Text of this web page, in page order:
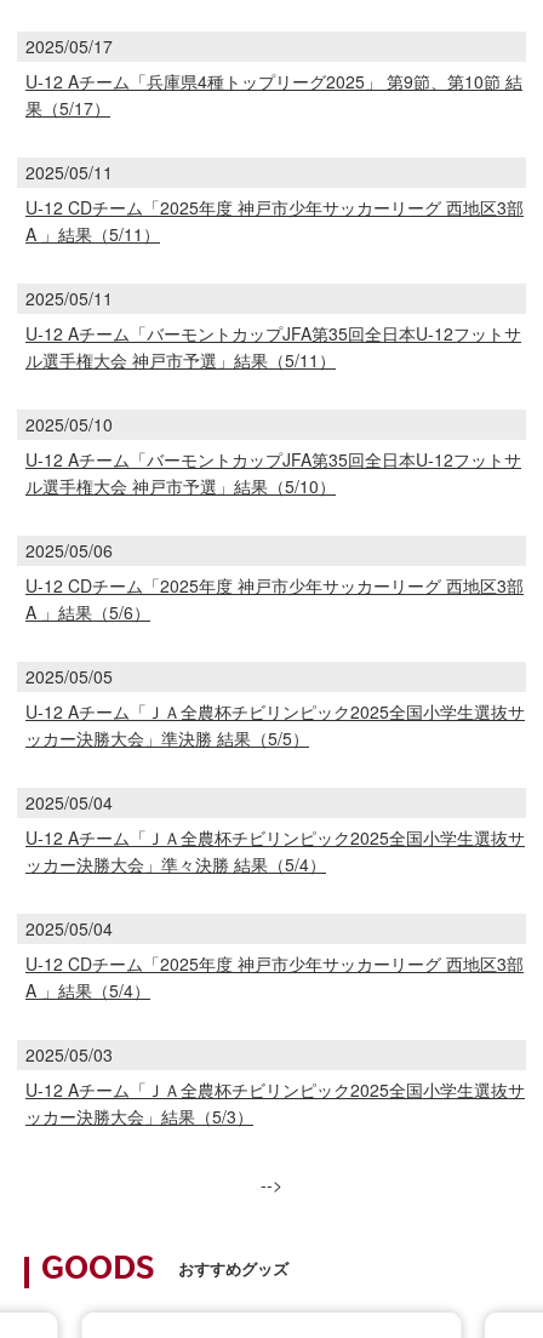
2025/05/17
U-12 Aチーム「兵庫県4種トップリーグ2025」 第9節、第10節 結
果（5/17）
2025/05/11
U-12 CDチーム「2025年度 神戸市少年サッカーリーグ 西地区3部
A 」結果（5/11）
2025/05/11
U-12 Aチーム「バーモントカップJFA第35回全⽇本U-12フットサ
ル選手権大会 神戸市予選」結果（5/11）
2025/05/10
U-12 Aチーム「バーモントカップJFA第35回全⽇本U-12フットサ
ル選手権大会 神戸市予選」結果（5/10）
2025/05/06
U-12 CDチーム「2025年度 神戸市少年サッカーリーグ 西地区3部
A 」結果（5/6）
2025/05/05
U-12 Aチーム「ＪＡ全農杯チビリンピック2025全国小学生選抜サ
ッカー決勝大会」準決勝 結果（5/5）
2025/05/04
U-12 Aチーム「ＪＡ全農杯チビリンピック2025全国小学生選抜サ
ッカー決勝大会」準々決勝 結果（5/4）
2025/05/04
U-12 CDチーム「2025年度 神戸市少年サッカーリーグ 西地区3部
A 」結果（5/4）
2025/05/03
U-12 Aチーム「ＪＡ全農杯チビリンピック2025全国小学生選抜サ
ッカー決勝大会」結果（5/3）
-->
GOODS おすすめグッズ